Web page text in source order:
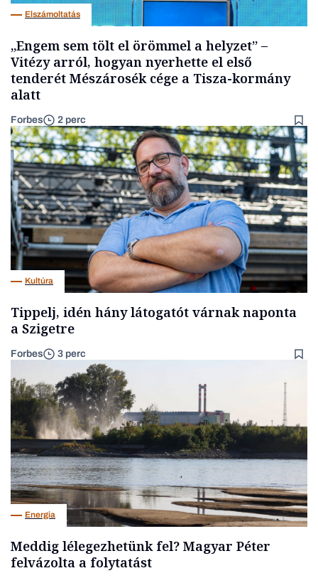
Elszámoltatás
„Engem sem tölt el örömmel a helyzet” –
Vitézy arról, hogyan nyerhette el első
tenderét Mészárosék cége a Tisza-kormány
alatt
Forbes 2 perc
Kultúra
Tippelj, idén hány látogatót várnak naponta
a Szigetre
Forbes 3 perc
Energia
Meddig lélegezhetünk fel? Magyar Péter
felvázolta a folytatást